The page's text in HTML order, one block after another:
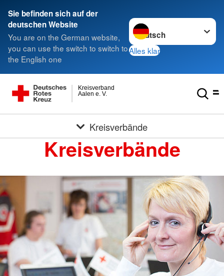
Sie befinden sich auf der
deutschen Website
You are on the German website,
you can use the switch to switch to
the English one
Sprache wechseln zu
Alles klar
Aalen e. V.
Kreisverband
Kreisverbände
Kreisverbände